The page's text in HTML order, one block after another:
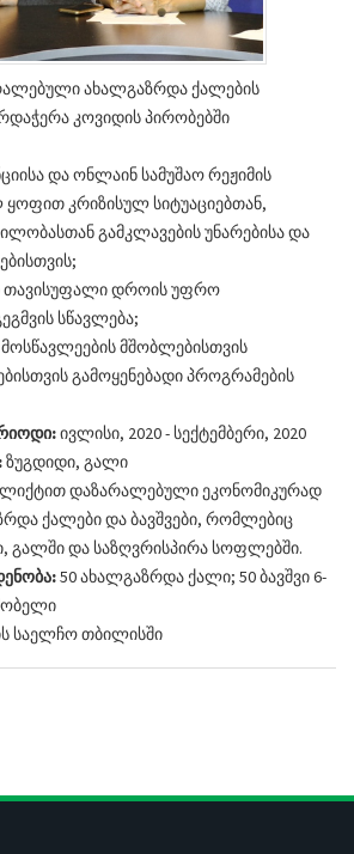
ახალგაზრდა ქალების
კოვიდის პირობებში
და ონლაინ სამუშაო რეჟიმის
კრიზისულ სიტუაციებთან,
გამკლავების უნარებისა და
თავისუფალი დროის უფრო
სწავლება;
მშობლებისთვის
გამოყენებადი პროგრამების
ივლისი, 2020 - სექტემბერი, 2020
ზუგდიდი, გალი
დაზარალებული ეკონომიკურად
ქალები და ბავშვები, რომლებიც
გალში და საზღვრისპირა სოფლებში.
50 ახალგაზრდა ქალი; 50 ბავშვი 6-
საელჩო თბილისში